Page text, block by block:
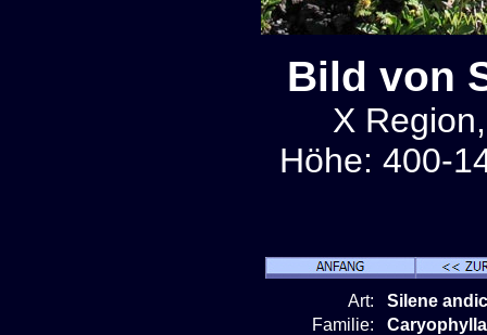
Bild von
X
Höhe: 400-
Art:
Silene
Familie: